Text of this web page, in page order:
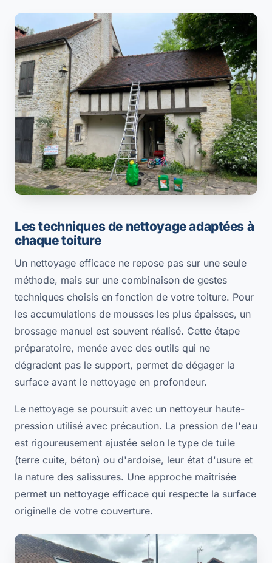
Les techniques de nettoyage adaptées à
chaque toiture
Un nettoyage efficace ne repose pas sur une seule
méthode, mais sur une combinaison de gestes
techniques choisis en fonction de votre toiture. Pour
les accumulations de mousses les plus épaisses, un
brossage manuel est souvent réalisé. Cette étape
préparatoire, menée avec des outils qui ne
dégradent pas le support, permet de dégager la
surface avant le nettoyage en profondeur.
Le nettoyage se poursuit avec un nettoyeur haute-
pression utilisé avec précaution. La pression de l'eau
est rigoureusement ajustée selon le type de tuile
(terre cuite, béton) ou d'ardoise, leur état d'usure et
la nature des salissures. Une approche maîtrisée
permet un nettoyage efficace qui respecte la surface
originelle de votre couverture.